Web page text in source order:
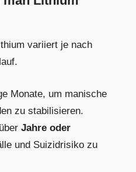
variiert je nach
Monate, um manische
zu stabilisieren.
Jahre oder
und Suizidrisiko zu